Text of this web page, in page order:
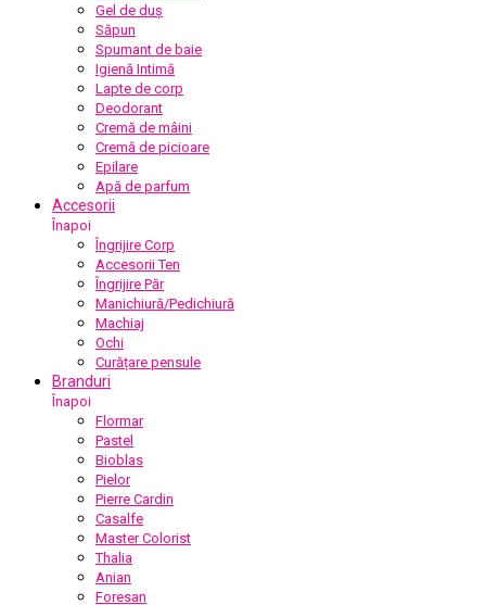
Gel de duș
Săpun
Spumant de baie
Igienă Intimă
Lapte de corp
Deodorant
Cremă de mâini
Cremă de picioare
Epilare
Apă de parfum
Accesorii
Înapoi
Îngrijire Corp
Accesorii Ten
Îngrijire Păr
Manichiură/Pedichiură
Machiaj
Ochi
Curățare pensule
Branduri
Înapoi
Flormar
Pastel
Bioblas
Pielor
Pierre Cardin
Casalfe
Master Colorist
Thalia
Anian
Foresan